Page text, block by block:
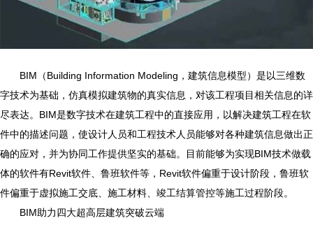
BIM （Building Information Modeling ，建筑信息模型）是以三维数
字技术为基础，仿真模拟建筑物的真实信息，对该工程项目相关信息的详
尽表达。 BIM是数字技术在建筑工程中的直接应用，以解决建筑工程在软
件中的描述问题，使设计人员和工程技术人员能够对各种建筑信息做出正
确的应对，并为协同工作提供坚实的基础。目前能够为实现BIM技术做载
体的软件有Revit软件、鲁班软件等， Revit软件偏重于设计阶段，鲁班软
件偏重于虚拟施工交底、施工材料、竣工结算管控等施工过程阶段。
BIM助力四大超高层建筑突破云端